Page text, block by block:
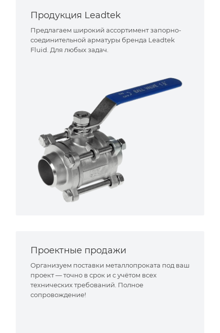
Продукция Leadtek
Предлагаем широкий ассортимент запорно-
соединительной арматуры бренда Leadtek
Fluid. Для любых задач.
Проектные продажи
Организуем поставки металлопроката под ваш
проект — точно в срок и с учётом всех
технических требований. Полное
сопровождение!